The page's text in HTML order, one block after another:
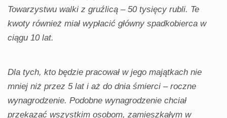
Towarzystwu walki z gruźlicą – 50 tysięcy rubli. Te
kwoty również miał wypłacić główny spadkobierca w
ciągu 10 lat.
Dla tych, kto będzie pracował w jego majątkach nie
mniej niż przez 5 lat i aż do dnia śmierci – roczne
wynagrodzenie. Podobne wynagrodzenie chciał
przekazać wszystkim osobom, zamieszkałym w